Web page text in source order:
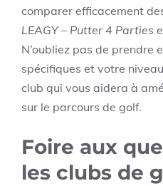
comparer efficacement
LEAGY – Putter 4 Parties
N’oubliez pas de prendre
spécifiques et votre
club qui vous aidera à
sur le parcours de golf.
Foire aux
les clubs de